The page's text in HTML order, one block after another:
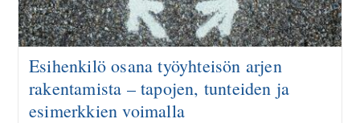
Esihenkilö osana työyhteisön arjen
rakentamista – tapojen, tunteiden ja
esimerkkien voimalla